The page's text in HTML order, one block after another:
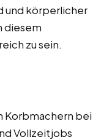
und körperlicher
diesem
zu sein.
Korbmachern bei
Vollzeitjobs